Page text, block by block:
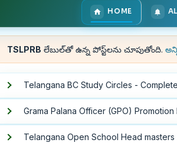
HOME
TSLPRB లేబుల్‌తో ఉన్న పోస్ట్‌లను చూపుతోంది.
Telangana BC Study Circles -
Grama Palana Officer (GPO)
Telangana Open School Head